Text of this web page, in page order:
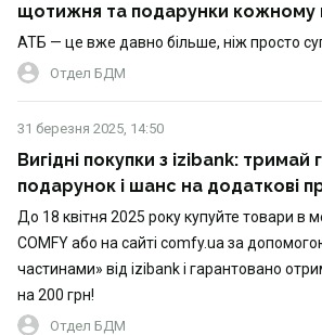
щотижня та подарунки кожному
АТБ — це вже давно більше, ніж просто
Отдел БДМ
31 березня 2025, 14:50
Вигідні покупки з izibank: тримай
подарунок і шанс на додаткові
До 18 квітня 2025 року купуйте товари в
COMFY або на сайті comfy.ua за
частинами» від izibank і гарантовано
на 200 грн!
Отдел БДМ